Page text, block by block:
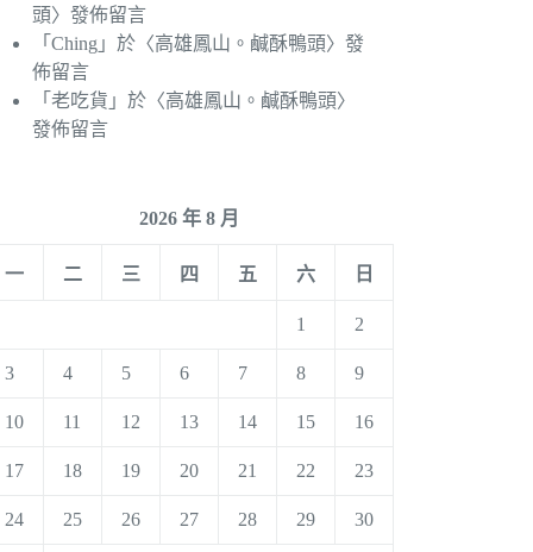
頭〉發佈留言
「Ching 」於〈高雄鳳山。鹹酥鴨頭〉發
佈留言
「老吃貨 」於〈高雄鳳山。鹹酥鴨頭〉
發佈留言
2026 年 8 月
一 二 三 四 五 六 日
1 2
3 4 5 6 7 8 9
10 11 12 13 14 15 16
17 18 19 20 21 22 23
24 25 26 27 28 29 30